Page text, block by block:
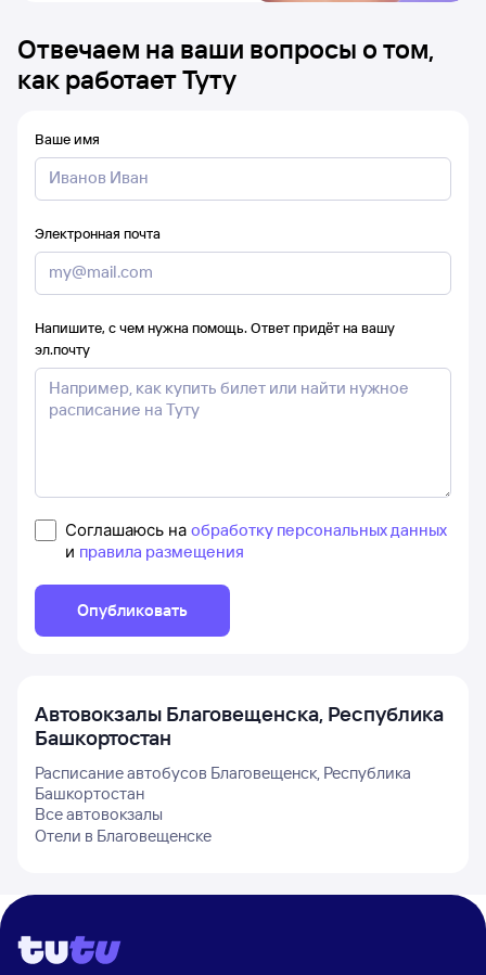
Отвечаем на ваши вопросы о том,
как работает Туту
Ваше имя
Электронная почта
Напишите, с чем нужна помощь. Ответ придёт на вашу
эл.почту
Соглашаюсь на обработку персональных данных
и правила размещения
Опубликовать
Автовокзалы Благовещенска, Республика
Башкортостан
Расписание автобусов Благовещенск, Республика
Башкортостан
Все автовокзалы
Отели в Благовещенске